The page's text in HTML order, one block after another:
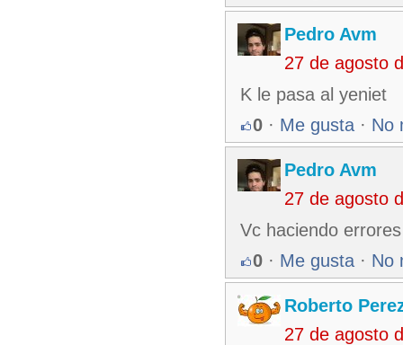
Pedro Avm
27 de agosto
K le pasa al yeniet
0 · Me gusta · No
Pedro Avm
27 de agosto
Vc haciendo
0 · Me gusta · No
Roberto
27 de agosto